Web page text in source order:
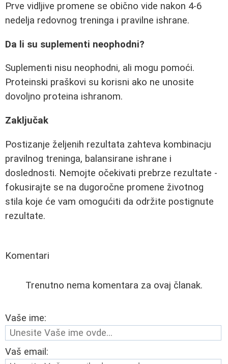
Prve vidljive promene se obično vide nakon 4-6
nedelja redovnog treninga i pravilne ishrane.
Da li su suplementi neophodni?
Suplementi nisu neophodni, ali mogu pomoći.
Proteinski praškovi su korisni ako ne unosite
dovoljno proteina ishranom.
Zaključak
Postizanje željenih rezultata zahteva kombinacju
pravilnog treninga, balansirane ishrane i
doslednosti. Nemojte očekivati prebrze rezultate -
fokusirajte se na dugoročne promene životnog
stila koje će vam omogućiti da održite postignute
rezultate.
Komentari
Trenutno nema komentara za ovaj članak.
Vaše ime:
Vaš email: